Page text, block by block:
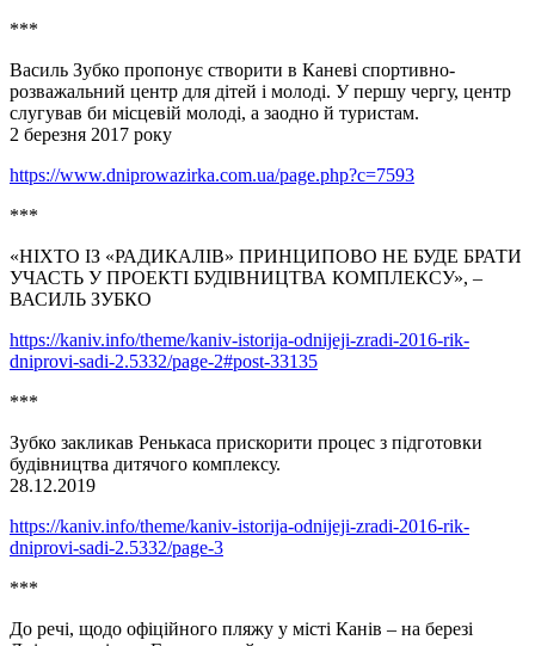
***
Василь Зубко пропонує створити в Каневі спортивно-
розважальний центр для дітей і молоді. У першу чергу, центр
слугував би місцевій молоді, а заодно й туристам.
2 березня 2017 року
https://www.dniprowazirka.com.ua/page.php?c=7593
***
«НІХТО ІЗ «РАДИКАЛІВ» ПРИНЦИПОВО НЕ БУДЕ БРАТИ
УЧАСТЬ У ПРОЕКТІ БУДІВНИЦТВА КОМПЛЕКСУ», –
ВАСИЛЬ ЗУБКО
https://kaniv.info/theme/kaniv-istorija-odnijeji-zradi-2016-rik-
dniprovi-sadi-2.5332/page-2#post-33135
***
Зубко закликав Ренькаса прискорити процес з підготовки
будівництва дитячого комплексу.
28.12.2019
https://kaniv.info/theme/kaniv-istorija-odnijeji-zradi-2016-rik-
dniprovi-sadi-2.5332/page-3
***
До речі, щодо офіційного пляжу у місті Канів – на березі